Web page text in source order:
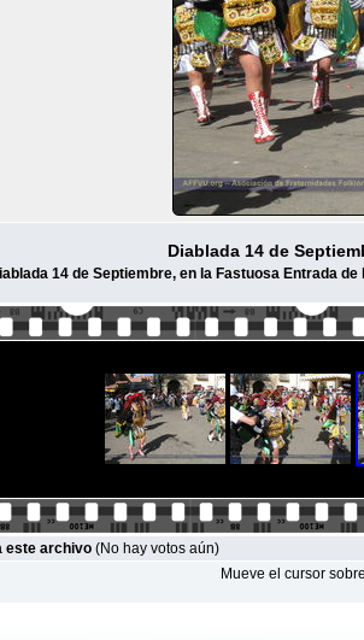
Diablada 14 de
14 de Septiembre, en la Fastuosa Entrada
este archivo(No hay votos aún)
Mueve el cursor